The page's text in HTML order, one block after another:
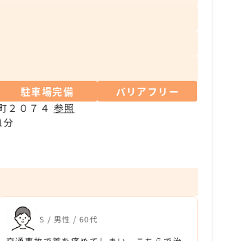
駐車場完備
バリアフリー
２０７４ 参照
分
S / 男性 / 60代